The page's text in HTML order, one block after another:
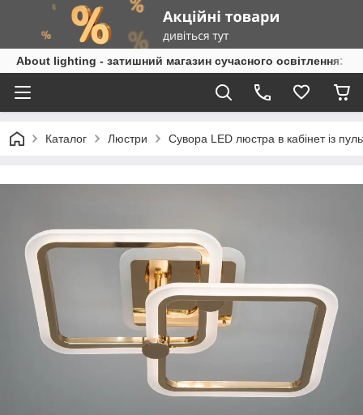
About lighting - затишний магазин сучасного освітлення:
Каталог Люстри Сувора LED люстра в кабінет із